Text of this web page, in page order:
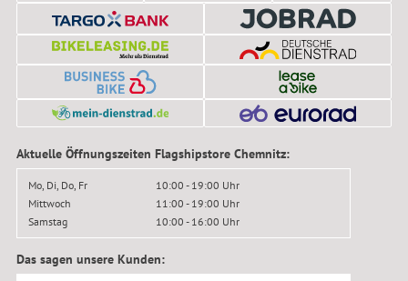
Aktuelle Öffnungszeiten Flagshipstore Chemnitz:
Mo, Di, Do, Fr
10:00 - 19:00 Uhr
Mittwoch
11:00 - 19:00 Uhr
Samstag
10:00 - 16:00 Uhr
Das sagen unsere Kunden: